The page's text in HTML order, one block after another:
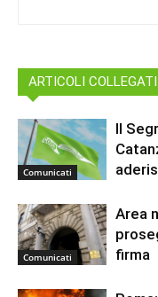
ARTICOLI COLLEGATI
Comunicati
Il
Comunicati
Area
firma